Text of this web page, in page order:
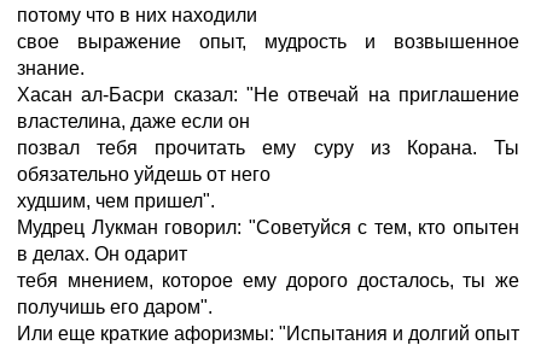
потому что в них находили
свое выражение опыт, мудрость и возвышенное
знание.
Хасан ал-Басри сказал: "Не отвечай на приглашение
властелина, даже если он
позвал тебя прочитать ему суру из Корана. Ты
обязательно уйдешь от него
худшим, чем пришел".
Мудрец Лукман говорил: "Советуйся с тем, кто опытен
в делах. Он одарит
тебя мнением, которое ему дорого досталось, ты же
получишь его даром".
Или еще краткие афоризмы: "Испытания и долгий опыт